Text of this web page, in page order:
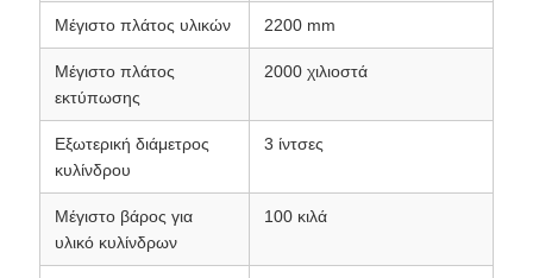
Μέγιστο πλάτος υλικών 2200 mm
Μέγιστο πλάτος
εκτύπωσης
2000 χιλιοστά
Εξωτερική διάμετρος
κυλίνδρου
3 ίντσες
Μέγιστο βάρος για
υλικό κυλίνδρων
100 κιλά